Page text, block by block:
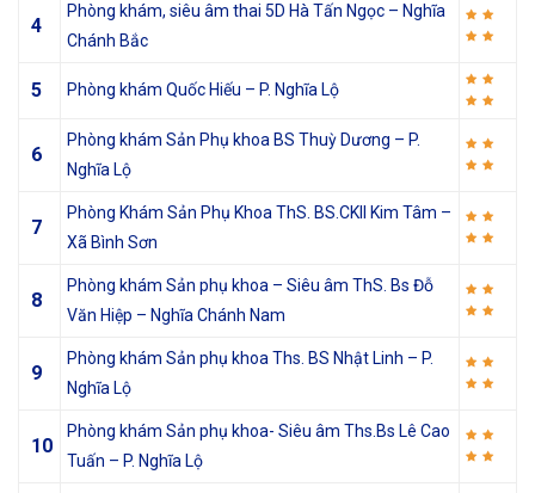
4
Phòng khám, siêu âm thai 5D Hà Tấn Ngọc – Nghĩa
Chánh Bắc
5 Phòng khám Quốc Hiếu – P. Nghĩa Lộ
6
Phòng khám Sản Phụ khoa BS Thuỳ Dương – P.
Nghĩa Lộ
7
Phòng Khám Sản Phụ Khoa ThS. BS.CKII Kim Tâm –
Xã Bình Sơn
8
Phòng khám Sản phụ khoa – Siêu âm ThS. Bs Đỗ
Văn Hiệp – Nghĩa Chánh Nam
9
Phòng khám Sản phụ khoa Ths. BS Nhật Linh – P.
Nghĩa Lộ
10
Phòng khám Sản phụ khoa- Siêu âm Ths.Bs Lê Cao
Tuấn – P. Nghĩa Lộ